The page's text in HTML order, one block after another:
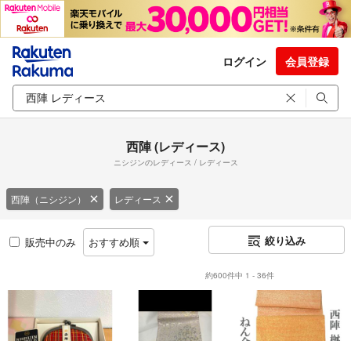
ログイン 会員登録
西陣 (レディース)
ニシジンのレディース / レディース
西陣（ニシジン） レディース
販売中のみ おすすめ順 絞り込み
約600件中 1 - 36件